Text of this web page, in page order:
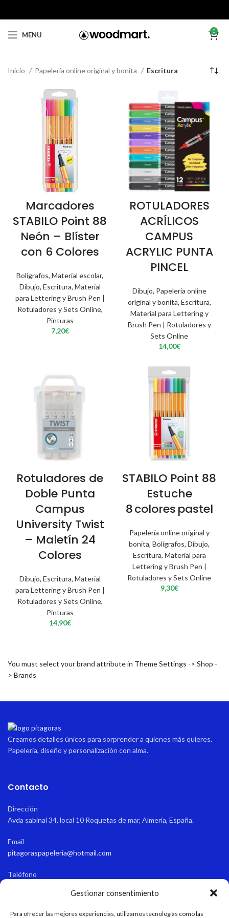
Gestionar consentimiento
Para ofrecer las mejores experiencias, utilizamos tecnologías como las
MENU 0
Inicio Papelería online original y bonita Escritura
Marcadores
STABILO Point 88
Neón – Blíster
con 6 Colores
Bolígrafos, Material escolar,
Dibujo, Escritura, Material
para Lettering y Brush Pen |
Rotuladores y Sets Online,
Pinturas
7,20€
ROTULADORES
ACRÍLICOS
CAMPUS
ACRYLIC PUNTA
PINCEL
Dibujo, Papelería online
original y bonita, Escritura,
Material para Lettering y
Brush Pen | Rotuladores y
Sets Online
14,00€
Rotuladores de
Doble Punta
Campus
University Twist
– Maletín 24
Colores
Dibujo, Escritura, Material
para Lettering y Brush Pen |
Rotuladores y Sets Online,
Pinturas
14,90€
STABILO Point 88
Estuche
8 colores pastel
Papelería online original y
bonita, Bolígrafos, Dibujo,
Escritura, Material para
Lettering y Brush Pen |
Rotuladores y Sets Online
9,30€
You must select your brand attribute in Theme Settings -> Shop -
> Brands
Creamos detalles únicos para sorprender a quienes más quieres.
Papelería, diseño y personalización con alma.
Contacto
Dirección
Avda sabinal 34, local 10 Roquetas de mar, Almería, España.
Email
pitagoraspapeleria@hotmail.com
Teléfono